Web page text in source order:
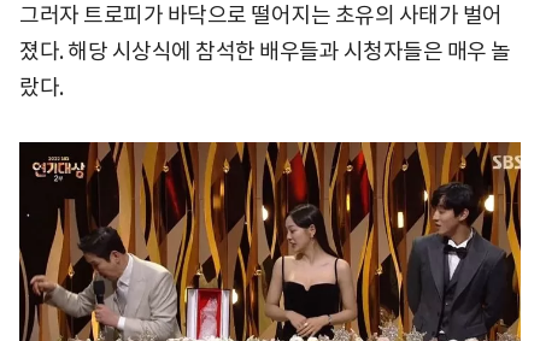
그러자 트로피가 바닥으로 떨어지는 초유의 사태가 벌어
졌다. 해당 시상식에 참석한 배우들과 시청자들은 매우 놀
랐다.